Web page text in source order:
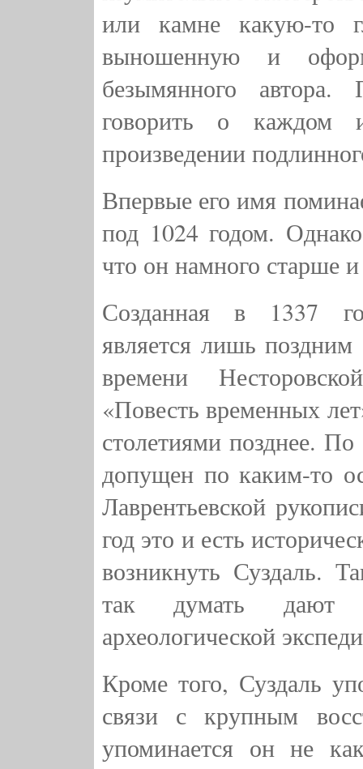
или камне какую-то
выношенную и
безымянного
говорить о каждом
произведении
Впервые его имя
под 1024 годом.
что он намного старше
Созданная в 1337
является лишь
времени
«Повесть временных
столетиями позднее.
допущен по каким-то
Лаврентьевской
год это и есть
возникнуть Суздаль.
так думать дают
археологической
Кроме того, Суздаль
связи с крупным
упоминается он не